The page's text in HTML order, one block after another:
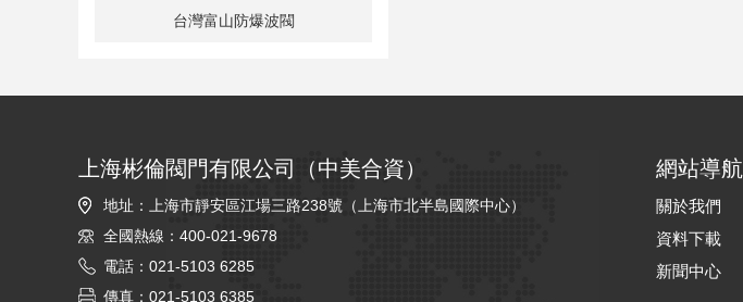
台灣富山防爆波閥
上海彬倫閥門有限公司（中美合資）
地址：上海市靜安區江場三路238號（上海市北半島國際中心）
全國熱線：400-021-9678
電話：021-5103 6285
傳真：021-5103 6385
網站導航
關於我們
資料下載
新聞中心